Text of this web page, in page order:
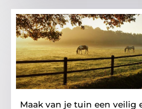
Maak van je tuin een veilig